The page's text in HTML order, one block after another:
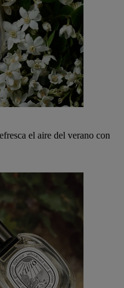
el aire del verano con